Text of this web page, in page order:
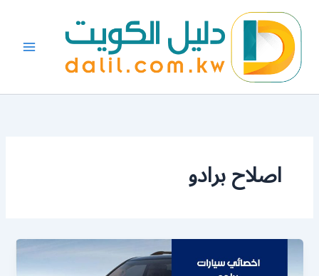
المحتوى
اصلاح برادو